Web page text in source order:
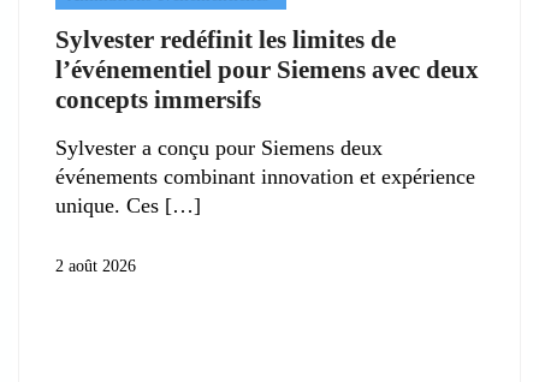
Sylvester redéfinit les limites de
l’événementiel pour Siemens avec deux
concepts immersifs
Sylvester a conçu pour Siemens deux
événements combinant innovation et expérience
unique. Ces
2 août 2026